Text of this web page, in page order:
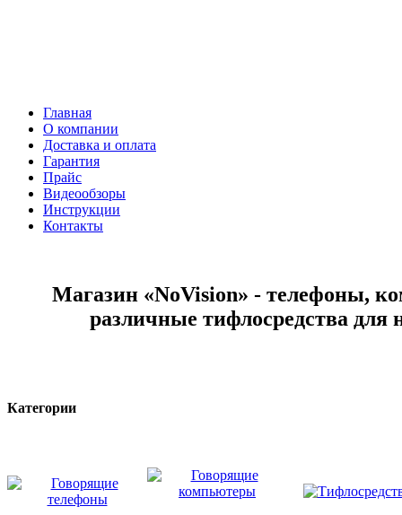
Главная
О компании
Доставка и оплата
Гарантия
Прайс
Видеообзоры
Инструкции
Контакты
Магазин «NoVision» - телефоны,
различные тифлосредства для
Категории